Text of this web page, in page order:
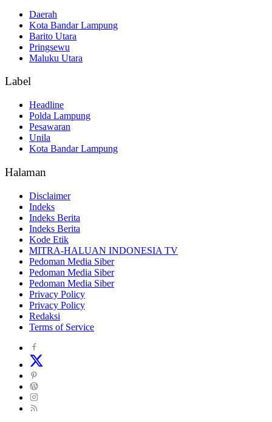
Daerah
Kota Bandar Lampung
Barito Utara
Pringsewu
Maluku Utara
Label
Headline
Polda Lampung
Pesawaran
Unila
Kota Bandar Lampung
Halaman
Disclaimer
Indeks
Indeks Berita
Indeks Berita
Kode Etik
MITRA-HALUAN INDONESIA TV
Pedoman Media Siber
Pedoman Media Siber
Pedoman Media Siber
Privacy Policy
Privacy Policy
Redaksi
Terms of Service